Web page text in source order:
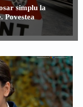
simplu la
Povestea